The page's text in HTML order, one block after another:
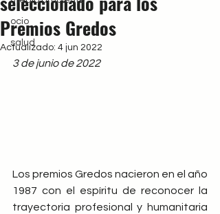
ocio
salud
Premios Gredos
Actualizado: 4 jun 2022
3 de junio de 2022
Los premios Gredos nacieron en el año
1987 con el espíritu de reconocer la
trayectoria profesional y humanitaria